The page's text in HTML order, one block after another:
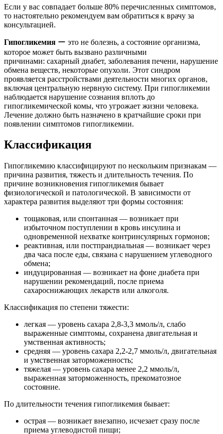
Если у вас совпадает больше 80% перечисленных симптомов,
то настоятельно рекомендуем вам обратиться к врачу за
консультацией.
Гипогликемия ー это не болезнь, а состояние организма,
которое может быть вызвано различными
причинами: сахарный диабет, заболевания печени, нарушение
обмена веществ, некоторые опухоли. Этот синдром
проявляется расстройствами деятельности многих органов,
включая центральную нервную систему. При гипогликемии
наблюдается нарушение сознания вплоть до
гипогликемической комы, что угрожает жизни человека.
Лечение должно быть назначено в кратчайшие сроки при
появлении симптомов гипогликемии.
Классификация
Гипогликемию классифицируют по нескольким признакам —
причина развития, тяжесть и длительность течения. По
причине возникновения гипогликемия бывает
физиологической и патологической. В зависимости от
характера развития выделяют три формы состояния:
тощаковая, или спонтанная — возникает при
избыточном поступлении в кровь инсулина и
одновременной нехватке контринсулярных гормонов;
реактивная, или постпрандиальная — возникает через
два часа после еды, связана с нарушением углеводного
обмена;
индуцированная — возникает на фоне диабета при
нарушении рекомендаций, после приема
сахароснижающих лекарств или алкоголя.
Классификация по степени тяжести:
легкая — уровень сахара 2,8-3,3 ммоль/л, слабо
выраженные симптомы, сохранена двигательная и
умственная активность;
средняя — уровень сахара 2,2-2,7 ммоль/л, двигательная
и умственная заторможенность;
тяжелая — уровень сахара менее 2,2 ммоль/л,
выраженная заторможенность, прекоматозное
состояние.
По длительности течения гипогликемия бывает:
острая — возникает внезапно, исчезает сразу после
приема углеводистой пищи;